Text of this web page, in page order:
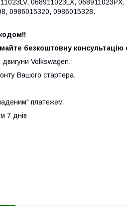
068911023LX, 068911023PX.
0986015320, 0986015328.
безкоштовну консультацію
двигуни Volkswagen.
Вашого стартера.
платежем.
7 днів